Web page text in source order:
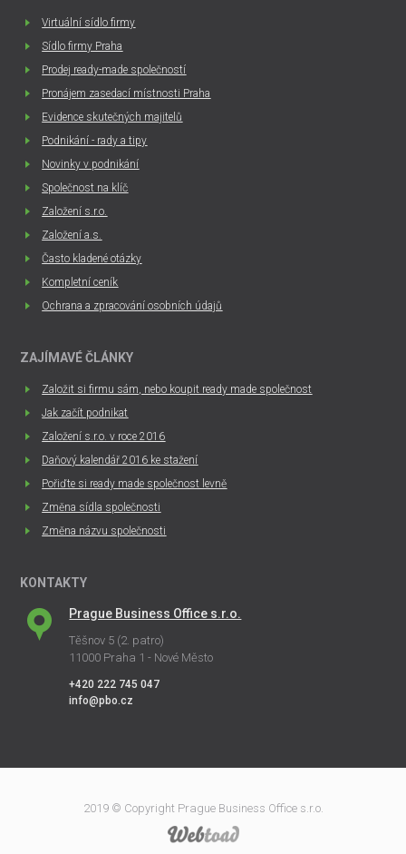
Virtuální sídlo firmy
Sídlo firmy Praha
Prodej ready-made společností
Pronájem zasedací místnosti Praha
Evidence skutečných majitelů
Podnikání - rady a tipy
Novinky v podnikání
Společnost na klíč
Založení s.r.o.
Založení a.s.
Často kladené otázky
Kompletní ceník
Ochrana a zpracování osobních údajů
ZAJÍMAVÉ ČLÁNKY
Založit si firmu sám, nebo koupit ready made společnost
Jak začít podnikat
Založení s.r.o. v roce 2016
Daňový kalendář 2016 ke stažení
Pořiďte si ready made společnost levně
Změna sídla společnosti
Změna názvu společnosti
KONTAKTY
Prague Business Office s.r.o.
Těšnov 5 (2. patro)
11000 Praha 1 - Nové Město
+420 222 745 047
info@pbo.cz
2019 © Copyright Prague Business Office s.r.o.